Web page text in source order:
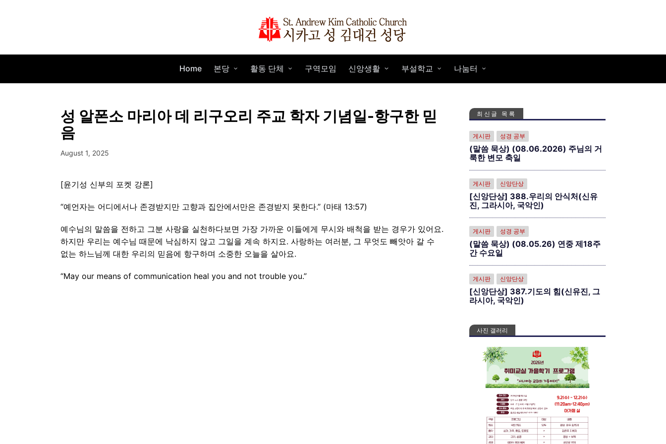
Home 본당 활동 단체 구역모임 신앙생활 부설학교 나눔터
성 알폰소 마리아 데 리구오리 주교 학자 기념일-항구한 믿
음
August 1, 2025
[윤기성 신부의 포켓 강론]
“예언자는 어디에서나 존경받지만 고향과 집안에서만은 존경받지 못한다.” (마태 13:57)
예수님의 말씀을 전하고 그분 사랑을 실천하다보면 가장 가까운 이들에게 무시와 배척을 받는 경우가 있어요.
하지만 우리는 예수님 때문에 낙심하지 않고 그일을 계속 하지요. 사랑하는 여러분, 그 무엇도 빼앗아 갈 수
없는 하느님께 대한 우리의 믿음에 항구하며 소중한 오늘을 살아요.
“May our means of communication heal you and not trouble you.”
최신글 목록
게시판 성경 공부
(말씀 묵상) (08.06.2026) 주님의 거
룩한 변모 축일
게시판 신앙단상
[신앙단상] 388.우리의 안식처(신유
진, 그라시아, 국악인)
게시판 성경 공부
(말씀 묵상) (08.05.26) 연중 제18주
간 수요일
게시판 신앙단상
[신앙단상] 387.기도의 힘(신유진, 그
라시아, 국악인)
사진 갤러리